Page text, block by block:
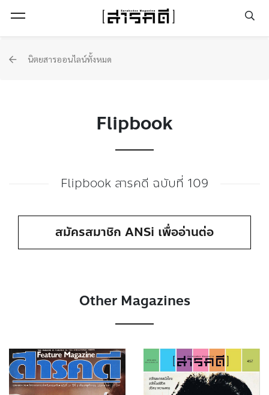
นิตยสารออนไลน์ทั้งหมด
Flipbook
Flipbook สารคดี ฉบับที่ 109
สมัครสมาชิก ANSi เพื่ออ่านต่อ
Other Magazines